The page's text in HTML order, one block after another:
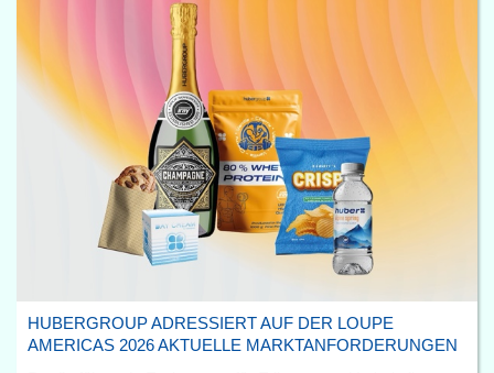
HUBERGROUP ADRESSIERT AUF DER LOUPE
AMERICAS 2026 AKTUELLE MARKTANFORDERUNGEN